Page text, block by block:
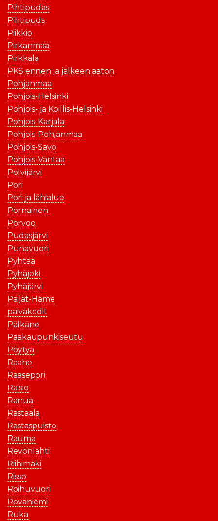
Pihtipudas
Pihtipuds
Piikkiö
Pirkanmaa
Pirkkala
PKS ennen ja jälkeen aaton
Pohjanmaa
Pohjois-Helsinki
Pohjois- ja Koillis-Helsinki
Pohjois-Karjala
Pohjois-Pohjanmaa
Pohjois-Savo
Pohjois-Vantaa
Polvijärvi
Pori
Pori ja lähialue
Pornainen
Porvoo
Pudasjärvi
Punavuori
Pyhtää
Pyhäjoki
Pyhäjärvi
Päijät-Häme
päiväkodit
Pälkäne
Pääkaupunkiseutu
Pöytyä
Raahe
Raasepori
Raisio
Ranua
Rastaala
Rastaspuisto
Rauma
Revonlahti
Riihimäki
Risso
Roihuvuori
Rovaniemi
Ruka